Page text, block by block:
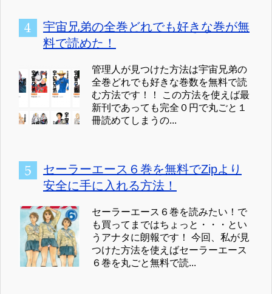
宇宙兄弟の全巻どれでも好きな巻が無
料で読めた！
管理人が見つけた方法は宇宙兄弟の
全巻どれでも好きな巻数を無料で読
む方法です！！ この方法を使えば最
新刊であっても完全０円で丸ごと１
冊読めてしまうの...
セーラーエース６巻を無料でZipより
安全に手に入れる方法！
セーラーエース６巻を読みたい！で
も買ってまではちょっと・・・とい
うアナタに朗報です！ 今回、私が見
つけた方法を使えばセーラーエース
６巻を丸ごと無料で読...